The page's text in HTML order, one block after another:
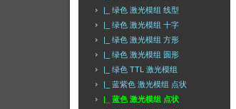
|_ 绿色 激光模组 线型
|_ 绿色 激光模组 十字
|_ 绿色 激光模组 方形
|_ 绿色 激光模组 圆形
|_ 绿色 TTL 激光模组
|_ 蓝紫色 激光模组 点状
|_ 蓝色 激光模组 点状